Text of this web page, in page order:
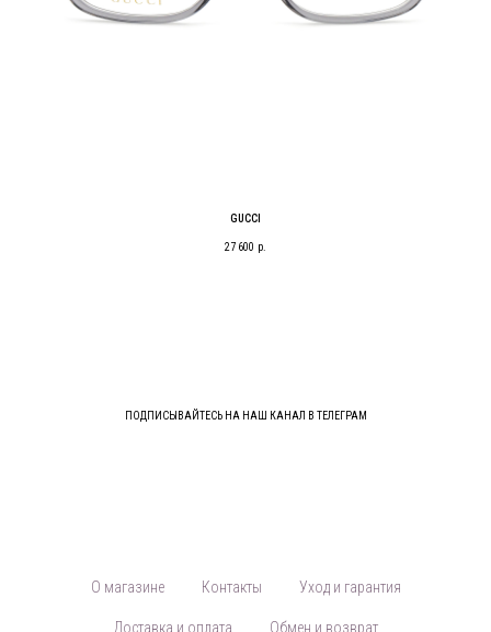
GUCCI
27 600 р.
ПОДПИСЫВАЙТЕСЬ НА НАШ КАНАЛ В ТЕЛЕГРАМ
О магазине Контакты Уход и гарантия
Доставка и оплата Обмен и возврат